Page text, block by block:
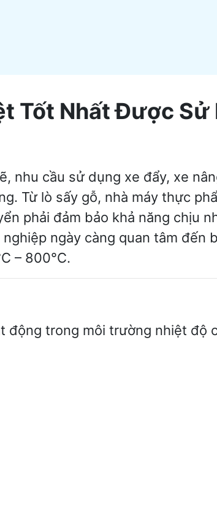
Tốt Nhất Được Sử
nhu cầu sử dụng xe đẩy, xe
Từ lò sấy gỗ, nhà máy thực
phải đảm bảo khả năng chịu
ngày càng quan tâm đến
– 800°C.
động trong môi trường nhiệt độ